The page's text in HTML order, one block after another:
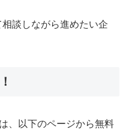
談しながら進めたい企
、以下のページから無料